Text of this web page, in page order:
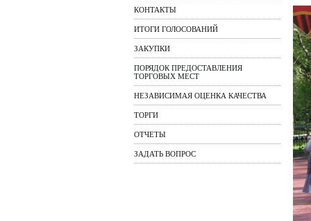
КОНТАКТЫ
ИТОГИ ГОЛОСОВАНИЙ
ЗАКУПКИ
ПОРЯДОК ПРЕДОСТАВЛЕНИЯ
ТОРГОВЫХ МЕСТ
НЕЗАВИСИМАЯ ОЦЕНКА КАЧЕСТВА
ТОРГИ
ОТЧЕТЫ
ЗАДАТЬ ВОПРОС